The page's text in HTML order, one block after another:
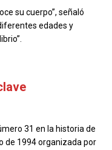
su cuerpo”, señaló
edades y
31 en la historia de
de 1994 organizada por